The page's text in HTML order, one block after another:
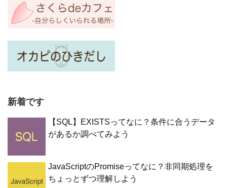
新着です
【SQL】EXISTSってなに？条件に合うデータ
があるか調べてみよう
JavaScriptのPromiseってなに？非同期処理を
ちょっとずつ理解しよう